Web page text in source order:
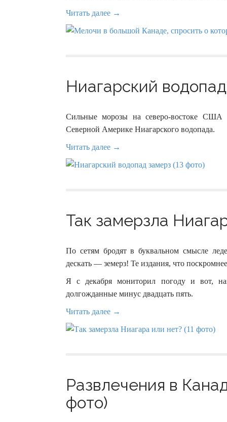
Читать далее →
Ниагарский
Сильные морозы на северо-востоке США
Северной Америке Ниагарского водопада.
Читать далее →
Так замерзла
По сетям бродят в буквальном смысле
дескать — земерз! Те издания, что
Я с декабря мониторил погоду и вот,
долгожданные минус двадцать пять.
Читать далее →
Развлечения в
фото)